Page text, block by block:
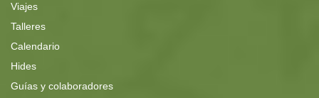
Viajes
Talleres
Calendario
Hides
Guías y colaboradores